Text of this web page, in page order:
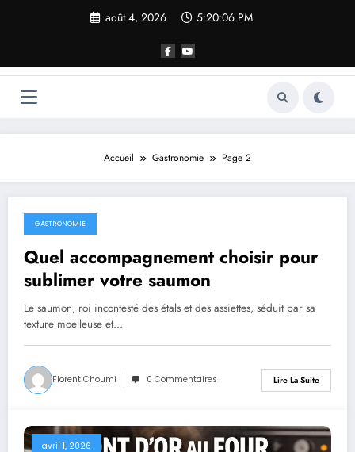
août 4, 2026 5:20:06 PM
Accueil Gastronomie Page 2
avril 1, 2026
GASTRONOMIE
Quel accompagnement choisir pour
sublimer votre saumon
Le saumon, roi incontesté des étals et des assiettes, séduit par sa
texture moelleuse et…
Florent Choumi 0 Commentaires Lire La Suite
avril 1, 2026